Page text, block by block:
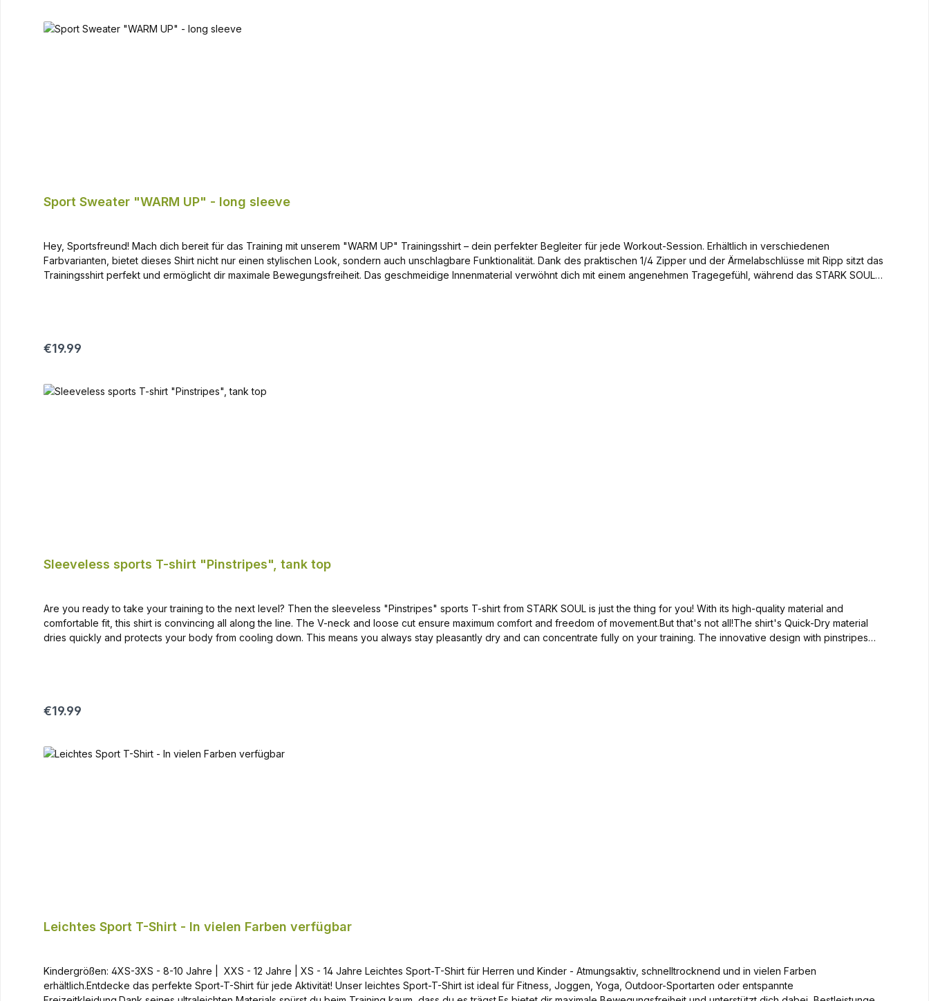
Sport Sweater "WARM UP" - long sleeve
Hey, Sportsfreund! Mach dich bereit für das Training mit unserem "WARM UP" Trainingsshirt – dein perfekter Begleiter für jede Workout-Session. Erhältlich in verschiedenen
Farbvarianten, bietet dieses Shirt nicht nur einen stylischen Look, sondern auch unschlagbare Funktionalität. Dank des praktischen 1/4 Zipper und der Ärmelabschlüsse mit Ripp sitzt das
Trainingsshirt perfekt und ermöglicht dir maximale Bewegungsfreiheit. Das geschmeidige Innenmaterial verwöhnt dich mit einem angenehmen Tragegefühl, während das STARK SOUL
Kombination: "WARM UP" Jogginghose In verschiedenen Farbvarianten erhältlich Elastischer Bund mit Kordelzug für optimale Passform Praktische Seitentaschen mit Reißverschluss
Regular price:
€19.99
Sleeveless sports T-shirt "Pinstripes", tank top
Are you ready to take your training to the next level? Then the sleeveless "Pinstripes" sports T-shirt from STARK SOUL is just the thing for you! With its high-quality material and
comfortable fit, this shirt is convincing all along the line. The V-neck and loose cut ensure maximum comfort and freedom of movement.But that's not all!The shirt's Quick-Dry material
dries quickly and protects your body from cooling down. This means you always stay pleasantly dry and can concentrate fully on your training. The innovative design with pinstripes
Regular price:
€19.99
Leichtes Sport T-Shirt - In vielen Farben verfügbar
Kindergrößen: 4XS-3XS - 8-10 Jahre | XXS - 12 Jahre | XS - 14 Jahre Leichtes Sport-T-Shirt für Herren und Kinder - Atmungsaktiv, schnelltrocknend und in vielen Farben
erhältlich.Entdecke das perfekte Sport-T-Shirt für jede Aktivität! Unser leichtes Sport-T-Shirt ist ideal für Fitness, Joggen, Yoga, Outdoor-Sportarten oder entspannte